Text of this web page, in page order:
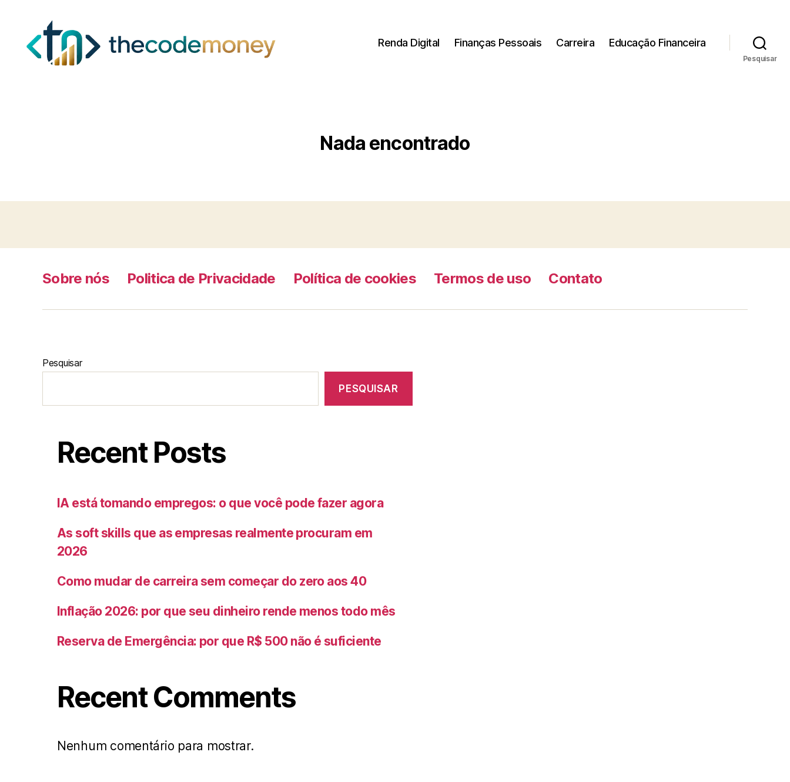
Renda Digital Finanças Pessoais Carreira Educação Financeira
Pesquisar
Nada encontrado
Sobre nós Politica de Privacidade Política de cookies Termos de uso Contato
Pesquisar
PESQUISAR
Recent Posts
IA está tomando empregos: o que você pode fazer agora
As soft skills que as empresas realmente procuram em
2026
Como mudar de carreira sem começar do zero aos 40
Inflação 2026: por que seu dinheiro rende menos todo mês
Reserva de Emergência: por que R$ 500 não é suficiente
Recent Comments
Nenhum comentário para mostrar.